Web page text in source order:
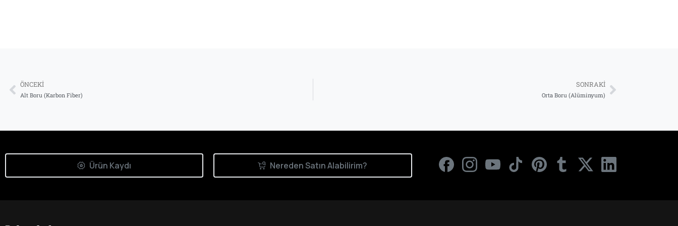
ÖNCEKI
Alt Boru (Karbon Fiber)
SONRAKI
Orta Boru (Alüminyum)
Ürün Kaydı Nereden Satın Alabilirim?